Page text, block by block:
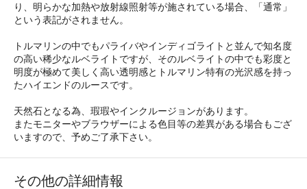
り、明らかな加熱や放射線照射等が施されている場合、「通常」
という表記がされません。
トルマリンの中でもパライバやインディゴライトと並んで知名度
の高い稀少なルベライトですが、そのルベライトの中でも彩度と
明度が極めて美しく高い透明感とトルマリン特有の光沢感を持っ
たハイエンドのルースです。
天然石となる為、瑕瑕やインクルージョンがあります。
またモニターやブラウザーによる色目等の差異がある場合もござ
いますので、予めご了承下さい。
その他の詳細情報